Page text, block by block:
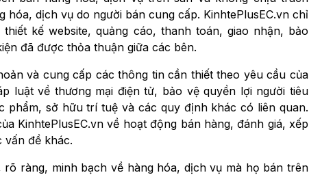
dịch vụ do người bán cung cấp. KinhtePlusEC.vn chỉ
kế website, quảng cáo, thanh toán, giao nhận, bảo
đã được thỏa thuận giữa các bên.
và cung cấp các thông tin cần thiết theo yêu cầu của
luật về thương mại điện tử, bảo vệ quyền lợi người tiêu
sở hữu trí tuệ và các quy định khác có liên quan.
KinhtePlusEC.vn về hoạt động bán hàng, đánh giá, xếp
vấn đề khác.
ràng, minh bạch về hàng hóa, dịch vụ mà họ bán trên